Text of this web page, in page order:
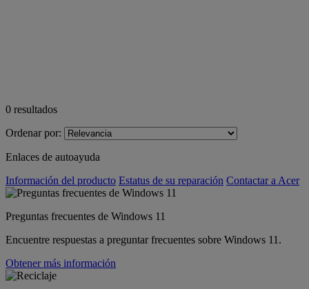
0 resultados
Ordenar por:
Enlaces de autoayuda
Información del producto Estatus de su reparación Contactar a Acer
Preguntas frecuentes de Windows 11
Encuentre respuestas a preguntar frecuentes sobre Windows 11.
Obtener más información